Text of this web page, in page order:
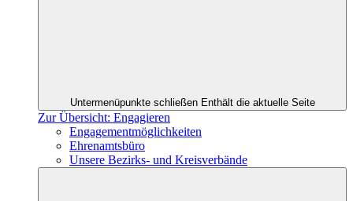
Untermenüpunkte schließen Enthält die aktuelle Seite
Zur Übersicht: Engagieren
Engagementmöglichkeiten
Ehrenamtsbüro
Unsere Bezirks- und Kreisverbände